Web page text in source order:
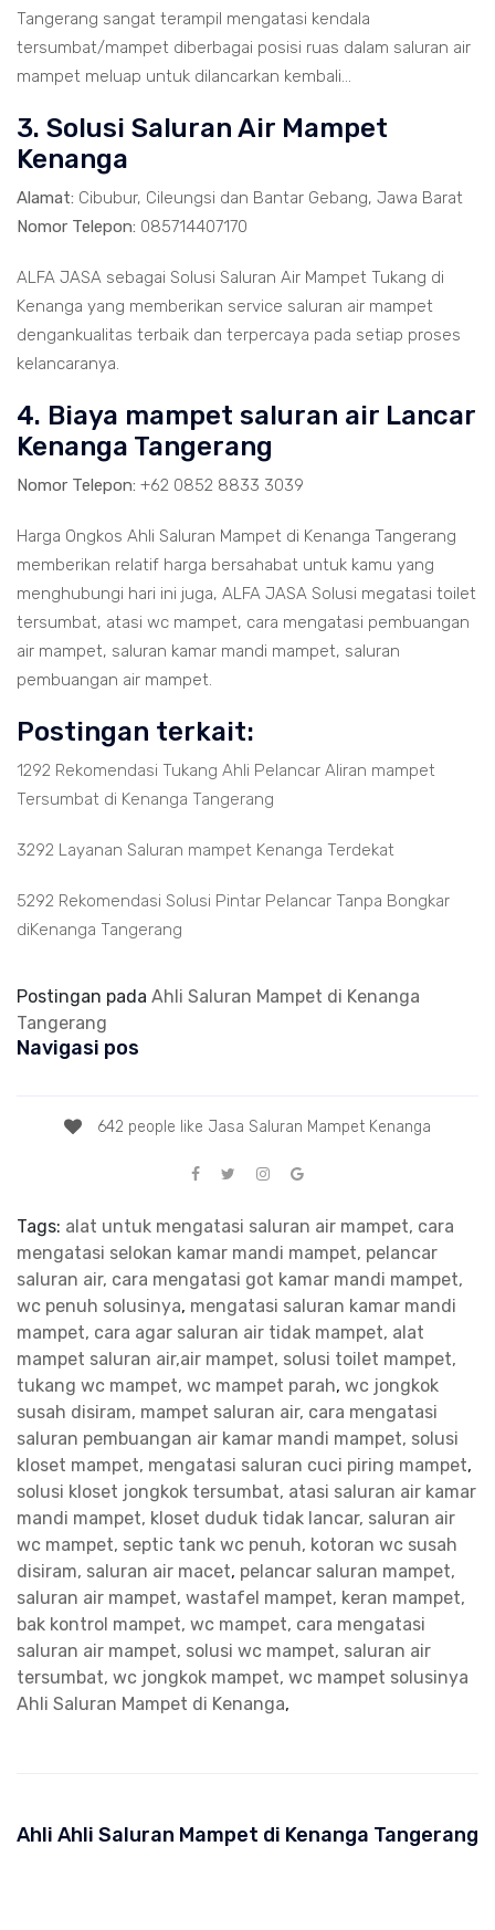
Tangerang sangat terampil mengatasi kendala
tersumbat/mampet diberbagai posisi ruas dalam saluran air
mampet meluap untuk dilancarkan kembali...
3. Solusi Saluran Air Mampet
Kenanga
Alamat: Cibubur, Cileungsi dan Bantar Gebang, Jawa Barat
Nomor Telepon: 085714407170
ALFA JASA sebagai Solusi Saluran Air Mampet Tukang di
Kenanga yang memberikan service saluran air mampet
dengankualitas terbaik dan terpercaya pada setiap proses
kelancaranya.
4. Biaya mampet saluran air Lancar
Kenanga Tangerang
Nomor Telepon: +62 0852 8833 3039
Harga Ongkos Ahli Saluran Mampet di Kenanga Tangerang
memberikan relatif harga bersahabat untuk kamu yang
menghubungi hari ini juga, ALFA JASA Solusi megatasi toilet
tersumbat, atasi wc mampet, cara mengatasi pembuangan
air mampet, saluran kamar mandi mampet, saluran
pembuangan air mampet.
Postingan terkait:
1292 Rekomendasi Tukang Ahli Pelancar Aliran mampet
Tersumbat di Kenanga Tangerang
3292 Layanan Saluran mampet Kenanga Terdekat
5292 Rekomendasi Solusi Pintar Pelancar Tanpa Bongkar
diKenanga Tangerang
Postingan pada Ahli Saluran Mampet di Kenanga
Tangerang
Navigasi pos
642 people like Jasa Saluran Mampet Kenanga
Tags: alat untuk mengatasi saluran air mampet, cara
mengatasi selokan kamar mandi mampet, pelancar
saluran air, cara mengatasi got kamar mandi mampet,
wc penuh solusinya, mengatasi saluran kamar mandi
mampet, cara agar saluran air tidak mampet, alat
mampet saluran air,air mampet, solusi toilet mampet,
tukang wc mampet, wc mampet parah, wc jongkok
susah disiram, mampet saluran air, cara mengatasi
saluran pembuangan air kamar mandi mampet, solusi
kloset mampet, mengatasi saluran cuci piring mampet,
solusi kloset jongkok tersumbat, atasi saluran air kamar
mandi mampet, kloset duduk tidak lancar, saluran air
wc mampet, septic tank wc penuh, kotoran wc susah
disiram, saluran air macet, pelancar saluran mampet,
saluran air mampet, wastafel mampet, keran mampet,
bak kontrol mampet, wc mampet, cara mengatasi
saluran air mampet, solusi wc mampet, saluran air
tersumbat, wc jongkok mampet, wc mampet solusinya
Ahli Saluran Mampet di Kenanga,
Ahli Ahli Saluran Mampet di Kenanga Tangerang